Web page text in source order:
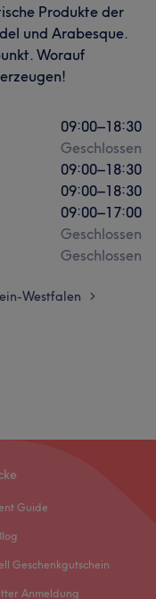
Produkte der
und Arabesque.
Worauf
09:00–18:30
Geschlossen
09:00–18:30
09:00–18:30
09:00–17:00
Geschlossen
Geschlossen
Westfalen >
Guide
Geschenkgutschein
Anmeldung